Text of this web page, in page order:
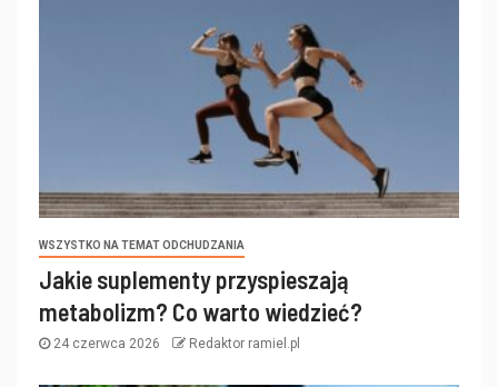
WSZYSTKO NA TEMAT ODCHUDZANIA
Jakie suplementy przyspieszają
metabolizm? Co warto wiedzieć?
24 czerwca 2026 Redaktor ramiel.pl